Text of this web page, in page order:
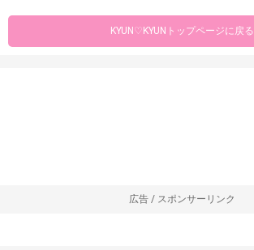
KYUN♡KYUNトップページに戻る
広告 / スポンサーリンク